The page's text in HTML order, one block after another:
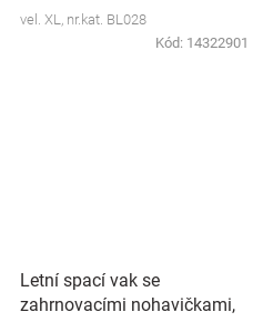
vel. XL, nr.kat. BL028
Kód: 14322901
Letní spací vak se
zahrnovacími nohavičkami,